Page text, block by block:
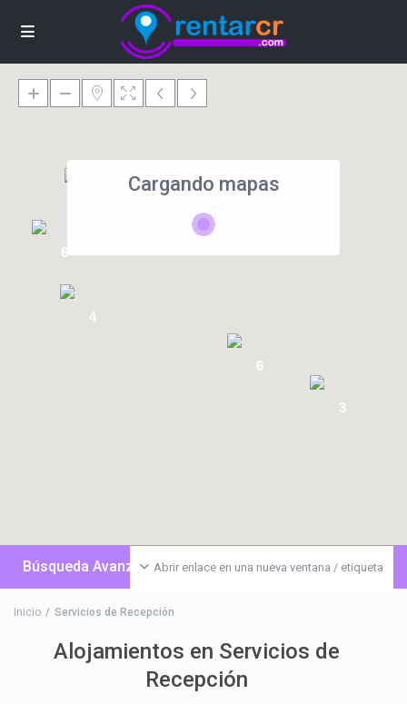
3
6
4
6
Cargando mapas
Abrir enlace en una nueva ventana / etiqueta
Búsqueda Avanzada
Inicio Servicios de Recepción
Alojamientos en Servicios de
Recepción